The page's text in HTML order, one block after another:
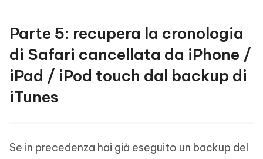
Parte 5: recupera la cronologia
di Safari cancellata da iPhone /
iPad / iPod touch dal backup di
iTunes
Se in precedenza hai già eseguito un backup del